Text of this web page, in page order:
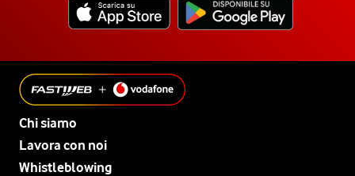
Chi siamo
Lavora con noi
Whistleblowing